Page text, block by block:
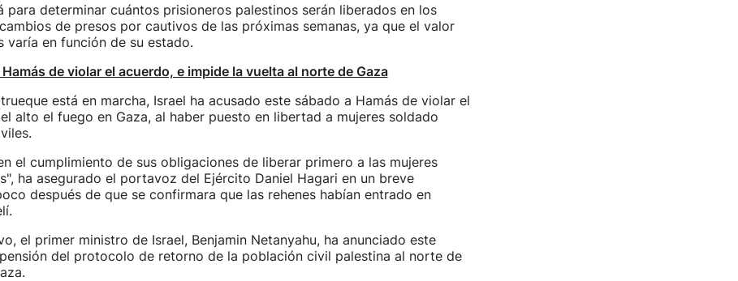
para determinar cuántos prisioneros palestinos serán liberados en los
de presos por cautivos de las próximas semanas, ya que el valor
varía en función de su estado.
de violar el acuerdo, e impide la vuelta al norte de Gaza
está en marcha, Israel ha acusado este sábado a Hamás de violar el
alto el fuego en Gaza, al haber puesto en libertad a mujeres soldado
el cumplimiento de sus obligaciones de liberar primero a las mujeres
ha asegurado el portavoz del Ejército Daniel Hagari en un breve
después de que se confirmara que las rehenes habían entrado en
el primer ministro de Israel, Benjamin Netanyahu, ha anunciado este
del protocolo de retorno de la población civil palestina al norte de